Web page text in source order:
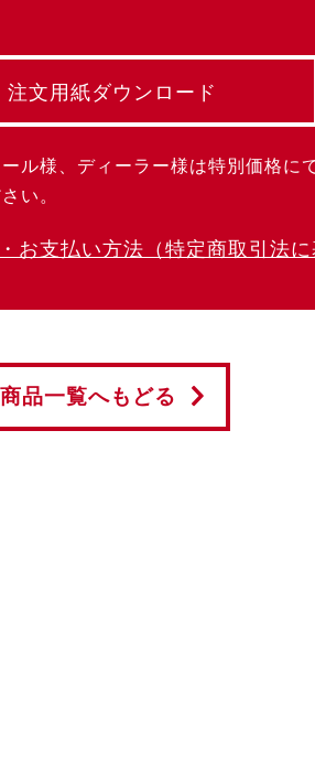
注文用紙ダウンロード
ル様、ディーラー様は特別価格に
い。
お支払い方法 （特定商取引法
商品一覧へもどる